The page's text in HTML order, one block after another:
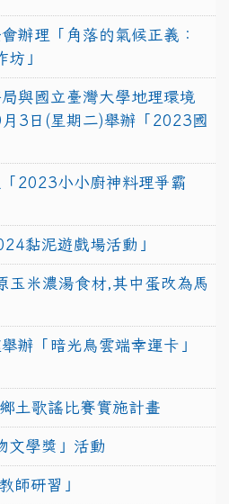
辦理「角落的氣候正義：
」
與國立臺灣大學地理環境
3日(星期二)舉辦「2023國
2023小小廚神料理爭霸
黏泥遊戲場活動」
玉米濃湯食材,其中蛋改為馬
辦「暗光鳥雲端幸運卡」
土歌謠比賽實施計畫
文學獎」活動
師研習」